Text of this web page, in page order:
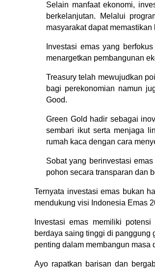
Selain manfaat ekonomi,
berkelanjutan. Melalui
masyarakat dapat
Investasi emas yang
menargetkan pembangunan
Treasury telah mewujudkan
bagi perekonomian namun
Good.
Green Gold hadir sebagai
sembari ikut serta menjaga
rumah kaca dengan cara
Sobat yang berinvestasi
pohon secara transparan dan
Ternyata investasi emas bukan
mendukung visi Indonesia Emas
Investasi emas memiliki
berdaya saing tinggi di panggung
penting dalam membangun
Ayo rapatkan barisan dan